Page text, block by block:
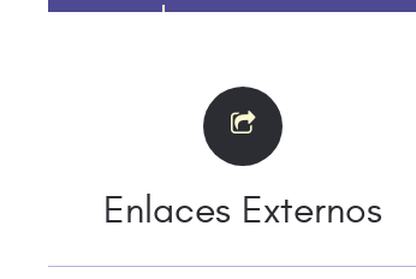
Enlaces Externos